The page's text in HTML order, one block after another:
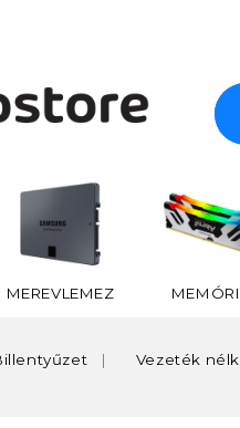
MEREVLEMEZ
Vezeték